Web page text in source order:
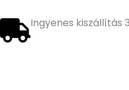
a
tartalomra
Ingyenes kiszállítás